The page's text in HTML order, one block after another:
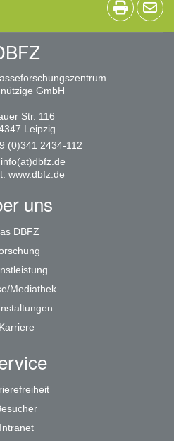
GmbH
Str. 116
Leipzig
(0)341 2434-112
info(at)dbfz.de
www.dbfz.de
uns
DBFZ
Mediathek
Karriere
Intranet